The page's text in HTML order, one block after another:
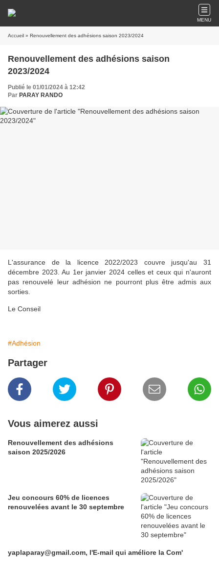
MENU
Accueil » Renouvellement des adhésions saison 2023/2024
Renouvellement des adhésions saison
2023/2024
Publié le 01/01/2024 à 12:42
Par PARAY RANDO
L'assurance de la licence 2022/2023 couvre jusqu'au 31
décembre 2023. Au 1er janvier 2024 celles et ceux qui n'auront
pas renouvelé leur adhésion ne pourront plus être admis aux
sorties.
Le Conseil
#Adhésion
Partager
Vous aimerez aussi
Renouvellement des adhésions
saison 2025/2026
Jeu concours 60% de licences
renouvelées avant le 30 septembre
yaplaparay@gmail.com, l'E-mail qui améliore la Com'